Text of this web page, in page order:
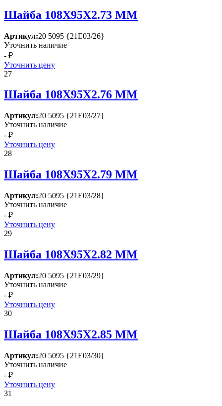
Шайба 108Х95Х2.73 ММ
Артикул:20 5095 {21Е03/26}
Уточнить наличие
- ₽
Уточнить цену
27
Шайба 108Х95Х2.76 ММ
Артикул:20 5095 {21Е03/27}
Уточнить наличие
- ₽
Уточнить цену
28
Шайба 108Х95Х2.79 ММ
Артикул:20 5095 {21Е03/28}
Уточнить наличие
- ₽
Уточнить цену
29
Шайба 108Х95Х2.82 ММ
Артикул:20 5095 {21Е03/29}
Уточнить наличие
- ₽
Уточнить цену
30
Шайба 108Х95Х2.85 ММ
Артикул:20 5095 {21Е03/30}
Уточнить наличие
- ₽
Уточнить цену
31